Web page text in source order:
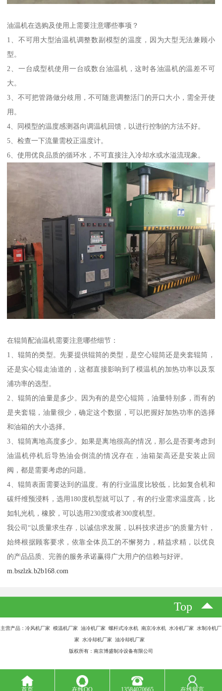
油温机在选购及使用上需要注意哪些事项？
1、不可用大型油温机调整数副模型的温度，因为大型无法兼顾小
型。
2、一台成型机使用一台或数台油温机，这时各油温机的温差不可
大。
3、不可把管路做分歧用，不可随意调整活门的开口大小，需全开使
用。
4、同模型的温度感测器向调温机回馈，以进行控制的方法不好。
5、检查一下流量需校正温度计。
6、使用优良品质的循环水，不可直接注入冷却水或水溢流现象。
在辊筒配油温机需要注意哪些细节：
1、辊筒的类型。先要提供辊筒的类型，是空心辊筒还是夹套辊筒，
还是实心辊走油道的，这都直接影响到了模温机的加热功率以及泵
浦功率的选型。
2、辊筒的油量是多少。因为有的是空心辊筒，油量特别多，而有的
是夹套辊，油量很少，确定这个数据，可以把握好加热功率的选择
和油箱的大小选择。
3、辊筒离地高度多少。如果是离地很高的情况，那么是否要考虑到
油温机停机后导热油会倒流的情况存在，油箱架高还是安装止回
阀，都是需要考虑的问题。
4、辊筒表面需要达到的温度。有的行业温度比较低，比如复合机和
碳纤维预浸料，选用180度机型就可以了，有的行业需求温度高，比
如轧光机，橡胶，可以选用230度或者300度机型。
我公司“以质量求生存，以诚信求发展，以科技求进步”的质量方针，
始终根据顾客要求，依靠全体员工的不懈努力，精益求精，以优良
的产品品质、完善的服务承诺赢得广大用户的信赖与好评。
m.bszlzk.b2b168.com
Top
主营产品：冷风机厂家 模温机厂家 油冷机厂家 螺杆式冷水机 南京冷水机 水冷机厂家 水制冷机厂
家 水冷却机厂家 油冷却机厂家
版权所有：南京博盛制冷设备有限公司
首页 在线QQ 13584070665 在线留言